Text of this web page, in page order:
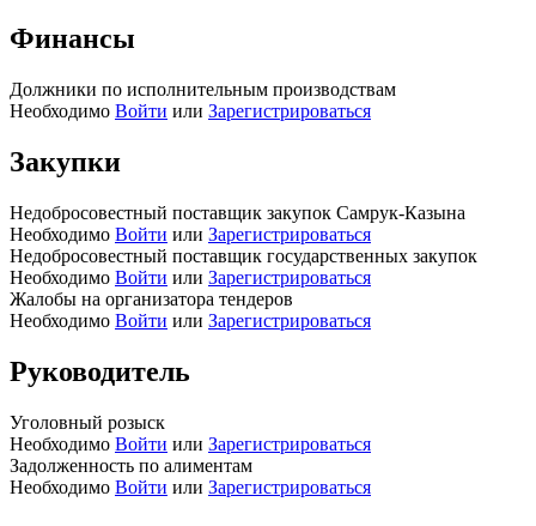
Финансы
Должники по исполнительным производствам
Необходимо Войти или Зарегистрироваться
Закупки
Недобросовестный поставщик закупок Самрук-Казына
Необходимо Войти или Зарегистрироваться
Недобросовестный поставщик государственных закупок
Необходимо Войти или Зарегистрироваться
Жалобы на организатора тендеров
Необходимо Войти или Зарегистрироваться
Руководитель
Уголовный розыск
Необходимо Войти или Зарегистрироваться
Задолженность по алиментам
Необходимо Войти или Зарегистрироваться